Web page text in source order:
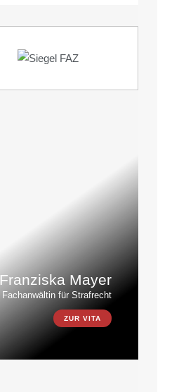
Franziska Mayer
Fachanwältin für Strafrecht
ZUR VITA